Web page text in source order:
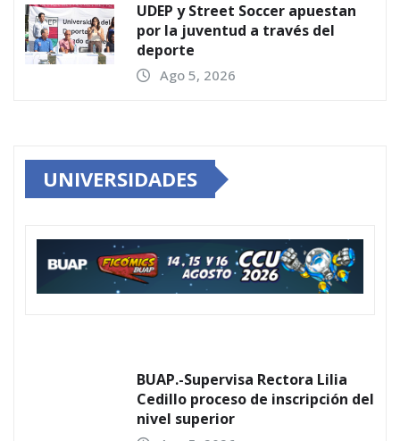
UDEP y Street Soccer apuestan
por la juventud a través del
deporte
Ago 5, 2026
UNIVERSIDADES
BUAP.-Supervisa Rectora Lilia
Cedillo proceso de inscripción del
nivel superior